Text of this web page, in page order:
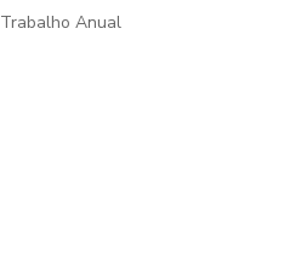
Trabalho Anual